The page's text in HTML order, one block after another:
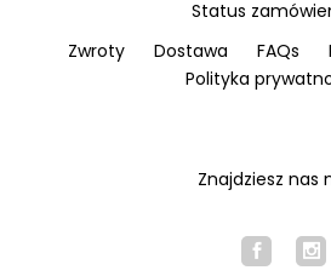
Status
Zwroty
Dostawa FAQs
Polityka
Znajdziesz nas